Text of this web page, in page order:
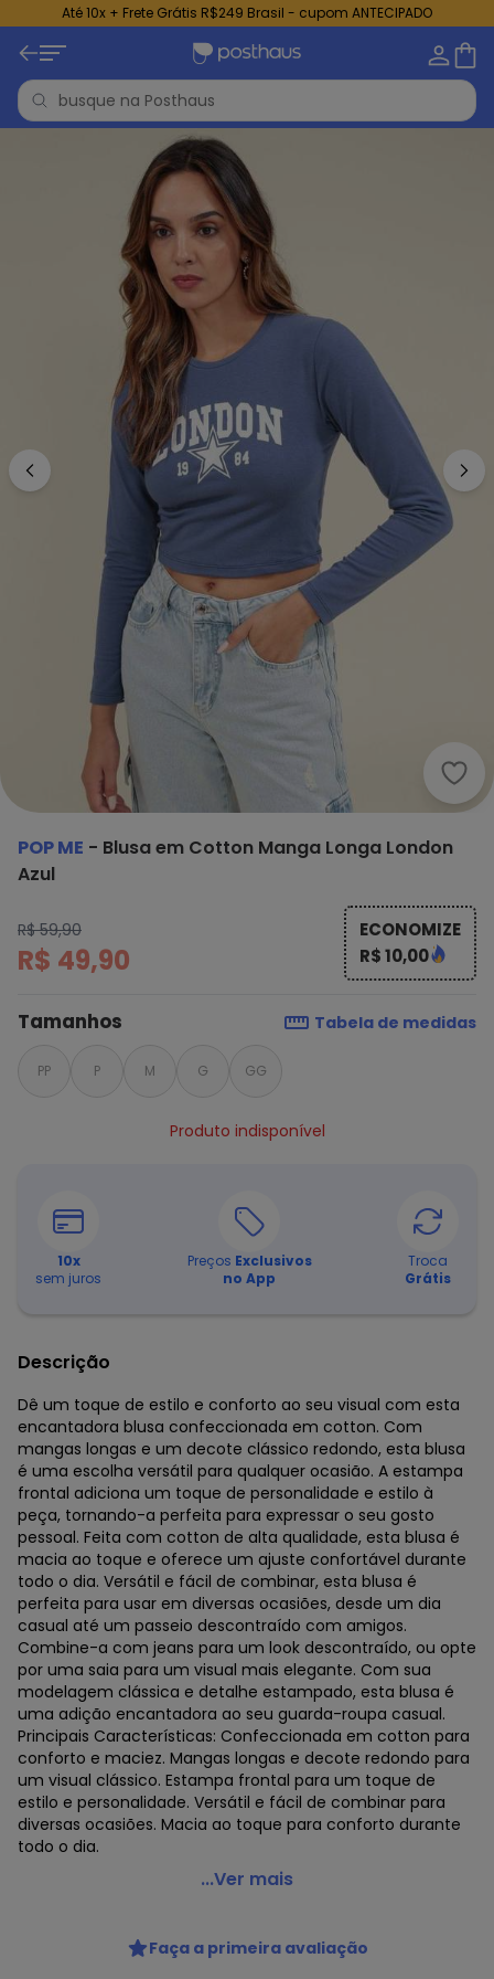
Até 10x + Frete Grátis R$249 Brasil - cupom ANTECIPADO
Pop
POP ME - Blusa em Cotton Manga Longa London
Azul
R$ 59,90
R$ 49,90
ECONOMIZE
R$ 10,00
Tamanhos Tabela de medidas
PP P M G GG
Produto indisponível
10x
sem juros
Preços Exclusivos
no App
Troca
Grátis
Descrição
Dê um toque de estilo e conforto ao seu visual com esta
encantadora blusa confeccionada em cotton. Com
mangas longas e um decote clássico redondo, esta blusa
é uma escolha versátil para qualquer ocasião. A estampa
frontal adiciona um toque de personalidade e estilo à
peça, tornando-a perfeita para expressar o seu gosto
pessoal. Feita com cotton de alta qualidade, esta blusa é
macia ao toque e oferece um ajuste confortável durante
todo o dia. Versátil e fácil de combinar, esta blusa é
perfeita para usar em diversas ocasiões, desde um dia
casual até um passeio descontraído com amigos.
Combine-a com jeans para um look descontraído, ou opte
por uma saia para um visual mais elegante. Com sua
modelagem clássica e detalhe estampado, esta blusa é
uma adição encantadora ao seu guarda-roupa casual.
Principais Características: Confeccionada em cotton para
conforto e maciez. Mangas longas e decote redondo para
um visual clássico. Estampa frontal para um toque de
estilo e personalidade. Versátil e fácil de combinar para
diversas ocasiões. Macia ao toque para conforto durante
todo o dia.
Pop Me - Blusa em Cotton Manga Longa London Azul
...Ver mais
Faça a primeira avaliação